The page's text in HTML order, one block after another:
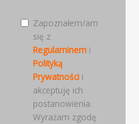
Zapoznałem/am
się z
Regulaminem i
Polityką
Prywatności i
akceptuję ich
postanowienia.
Wyrażam zgodę